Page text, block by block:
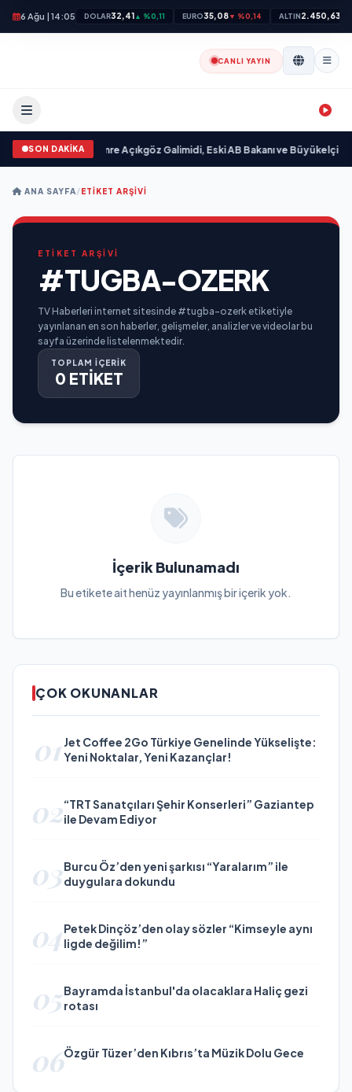
6 Ağu | 14:05 DOLAR32,41▲ %0,11 EURO35,08▼ %0,14 ALTIN2.450,63
CANLI YAYIN
SON DAKİKA
yayımlandı•Ali Emre Açıkgöz Galimidi, Eski AB Bakanı ve Büyükelçi
ANA SAYFA/ETIKET ARŞIVI
ETİKET ARŞİVİ
#TUGBA-OZERK
TV Haberleri internet sitesinde #tugba-ozerk etiketiyle
yayınlanan en son haberler, gelişmeler, analizler ve videolar bu
sayfa üzerinde listelenmektedir.
TOPLAM İÇERİK
0 ETİKET
İçerik Bulunamadı
Bu etikete ait henüz yayınlanmış bir içerik yok.
ÇOK OKUNANLAR
01 Jet Coffee 2Go Türkiye Genelinde Yükselişte:
Yeni Noktalar, Yeni Kazançlar!
02“TRT Sanatçıları Şehir Konserleri” Gaziantep
ile Devam Ediyor
03Burcu Öz’den yeni şarkısı “Yaralarım” ile
duygulara dokundu
04Petek Dinçöz’den olay sözler “Kimseyle aynı
ligde değilim!”
05Bayramda İstanbul'da olacaklara Haliç gezi
rotası
06Özgür Tüzer’den Kıbrıs’ta Müzik Dolu Gece